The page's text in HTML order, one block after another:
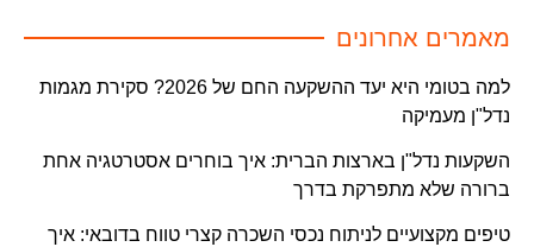
מאמרים אחרונים
למה בטומי היא יעד ההשקעה החם של 2026? סקירת מגמות
נדל"ן מעמיקה
השקעות נדל"ן בארצות הברית: איך בוחרים אסטרטגיה אחת
ברורה שלא מתפרקת בדרך
טיפים מקצועיים לניתוח נכסי השכרה קצרי טווח בדובאי: איך